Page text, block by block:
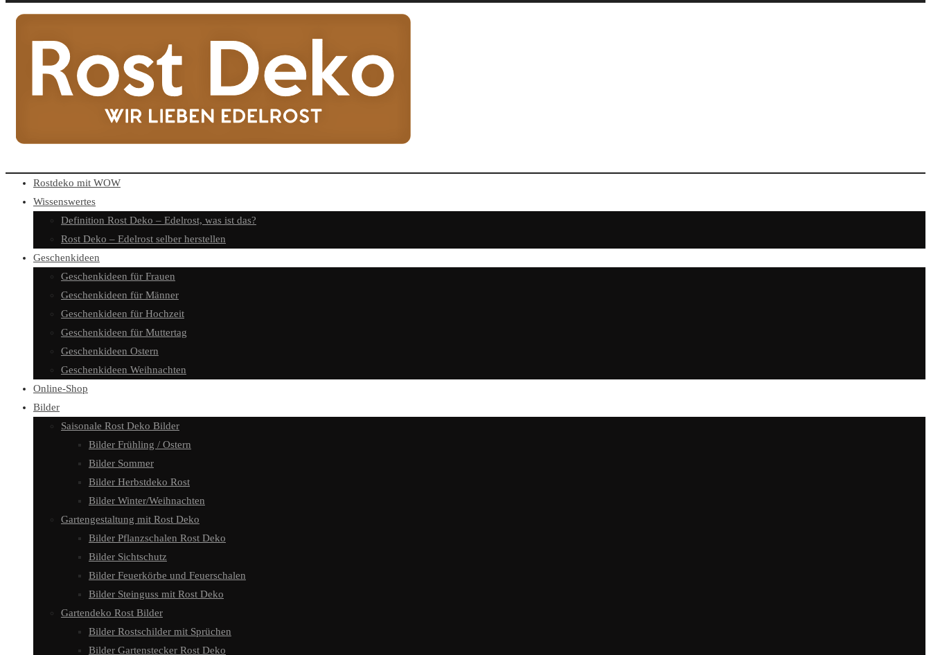
Rostdeko mit WOW
Wissenswertes
Definition Rost Deko – Edelrost, was ist das?
Rost Deko – Edelrost selber herstellen
Geschenkideen
Geschenkideen für Frauen
Geschenkideen für Männer
Geschenkideen für Hochzeit
Geschenkideen für Muttertag
Geschenkideen Ostern
Geschenkideen Weihnachten
Online-Shop
Bilder
Saisonale Rost Deko Bilder
Bilder Frühling / Ostern
Bilder Sommer
Bilder Herbstdeko Rost
Bilder Winter/Weihnachten
Gartengestaltung mit Rost Deko
Bilder Pflanzschalen Rost Deko
Bilder Sichtschutz
Bilder Feuerkörbe und Feuerschalen
Bilder Steinguss mit Rost Deko
Gartendeko Rost Bilder
Bilder Rostschilder mit Sprüchen
Bilder Gartenstecker Rost Deko